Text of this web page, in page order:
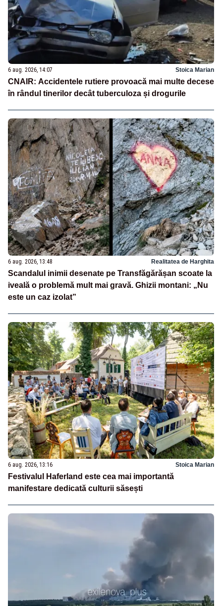
6 aug. 2026, 14:07 Stoica Marian
CNAIR: Accidentele rutiere provoacă mai multe decese
în rândul tinerilor decât tuberculoza și drogurile
6 aug. 2026, 13:48 Realitatea de Harghita
Scandalul inimii desenate pe Transfăgărășan scoate la
iveală o problemă mult mai gravă. Ghizii montani: „Nu
este un caz izolat”
6 aug. 2026, 13:16 Stoica Marian
Festivalul Haferland este cea mai importantă
manifestare dedicată culturii săsești